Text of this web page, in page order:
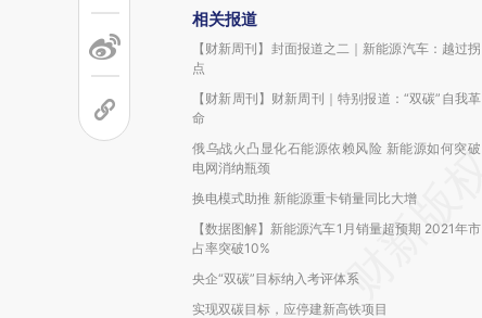
相关报道
【财新周刊】封面报道之二｜新能源汽车：越过拐
点
【财新周刊】财新周刊｜特别报道：“双碳”自我革
命
俄乌战火凸显化石能源依赖风险 新能源如何突破
电网消纳瓶颈
换电模式助推 新能源重卡销量同比大增
【数据图解】新能源汽车1月销量超预期 2021年市
占率突破10%
央企“双碳”目标纳入考评体系
实现双碳目标，应停建新高铁项目